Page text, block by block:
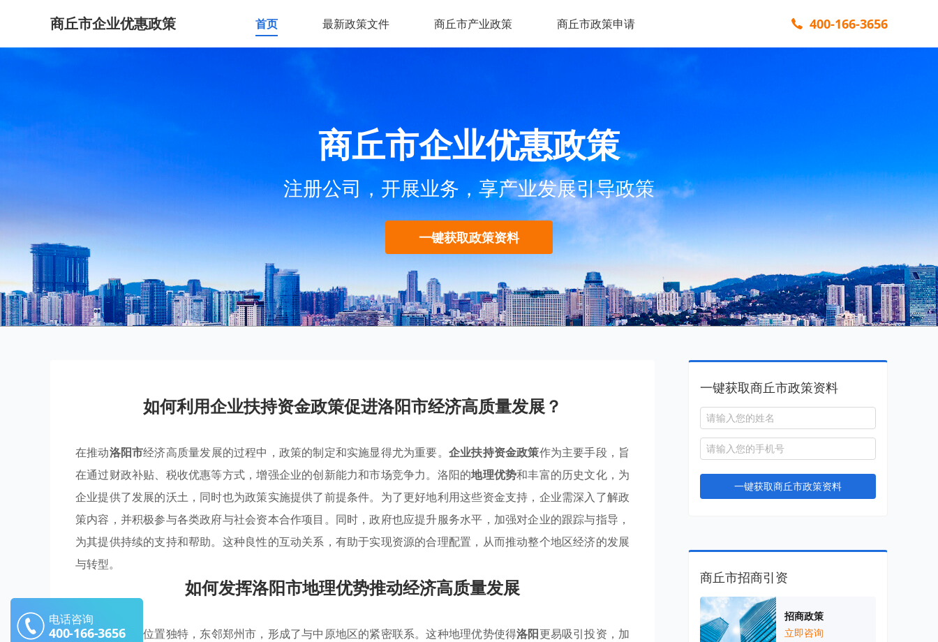
商丘市企业优惠政策 首页 最新政策文件 商丘市产业政策 商丘市政策申请 400-166-3656
商丘市企业优惠政策
注册公司，开展业务，享产业发展引导政策
一键获取政策资料
如何利用企业扶持资金政策促进洛阳市经济高质量发展？
在推动洛阳市经济高质量发展的过程中，政策的制定和实施显得尤为重要。 企业扶持资金政策作为主要手段，旨
在通过财政补贴、税收优惠等方式，增强企业的创新能力和市场竞争力。洛阳的地理优势和丰富的历史文化，为
企业提供了发展的沃土，同时也为政策实施提供了前提条件。为了更好地利用这些资金支持，企业需深入了解政
策内容，并积极参与各类政府与社会资本合作项目。同时，政府也应提升服务水平，加强对企业的跟踪与指导，
为其提供持续的支持和帮助。这种良性的互动关系，有助于实现资源的合理配置，从而推动整个地区经济的发展
与转型。
如何发挥洛阳市地理优势推动经济高质量发展
洛阳市的地理位置独特，东邻郑州市，形成了与中原地区的紧密联系。这种地理优势使得洛阳更易吸引投资，加
一键获取商丘市政策资料
一键获取商丘市政策资料
商丘市招商引资
招商政策
立即咨询
电话咨询
400-166-3656